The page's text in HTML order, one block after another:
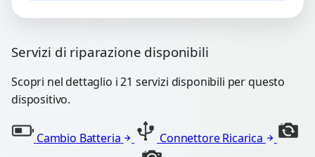
Servizi di riparazione disponibili
Scopri nel dettaglio i 21 servizi disponibili per questo
dispositivo.
Cambio Batteria
Connettore Ricarica